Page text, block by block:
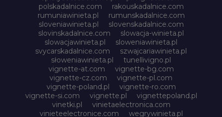
polskadalnice.com
rakouskadalnice.com
rumuniawinieta.pl
rumunskadalnice.com
sloveniawinieta.pl
slovenskadalnice.com
slovinskadalnice.com
slowacja-winieta.pl
slowacjawinieta.pl
sloweniawinieta.pl
svycarskadalnice.com
szwajcariawinieta.pl
słoweniawinieta.pl
tunellivigno.pl
vignette-at.com
vignette-bg.com
vignette-cz.com
vignette-pl.com
vignette-poland.pl
vignette-ro.com
vignette-si.com
vignette.pl
vignettepoland.pl
vinetki.pl
vinietaelectronica.com
vinieteelectronice.com
wegrywinieta.pl